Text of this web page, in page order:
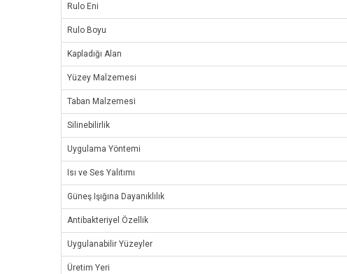
Rulo Eni
Rulo Boyu
Kapladığı Alan
Yüzey Malzemesi
Taban Malzemesi
Silinebilirlik
Uygulama Yöntemi
Isı ve Ses Yalıtımı
Güneş Işığına Dayanıklılık
Antibakteriyel Özellik
Uygulanabilir Yüzeyler
Üretim Yeri